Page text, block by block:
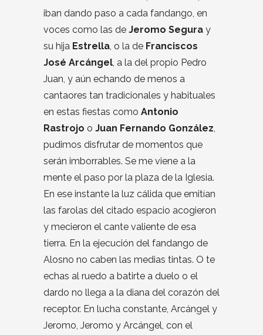
iban dando paso a cada fandango, en
voces como las de Jeromo Segura y
su hija Estrella , o la de Franciscos
José Arcángel , a la del propio Pedro
Juan, y aún echando de menos a
cantaores tan tradicionales y habituales
en estas fiestas como Antonio
Rastrojo o Juan Fernando González
pudimos disfrutar de momentos que
serán imborrables. Se me viene a la
mente el paso por la plaza de la Iglesia.
En ese instante la luz cálida que emitían
las farolas del citado espacio acogieron
y mecieron el cante valiente de esa
tierra. En la ejecución del fandango de
Alosno no caben las medias tintas. O te
echas al ruedo a batirte a duelo o el
dardo no llega a la diana del corazón del
receptor. En lucha constante, Arcángel y
Jeromo, Jeromo y Arcángel, con el